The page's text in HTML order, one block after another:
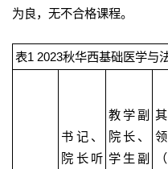
为良，无不合格课程。
表1 2023秋华西基础医学与
书记、
院长听
教学副
院长、
学生副